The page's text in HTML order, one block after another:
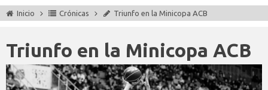
Inicio Crónicas Triunfo en la Minicopa ACB
Triunfo en la Minicopa ACB